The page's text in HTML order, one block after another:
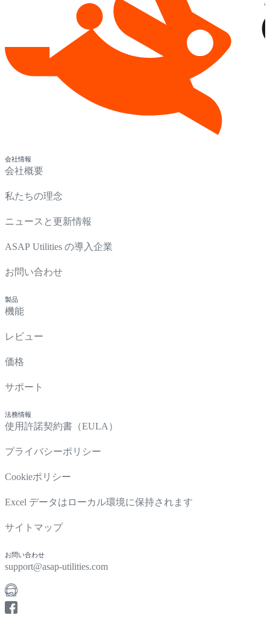
会社情報
会社概要
私たちの理念
ニュースと更新情報
ASAP Utilities の導入企業
お問い合わせ
製品
機能
レビュー
価格
サポート
法務情報
使用許諾契約書（EULA）
プライバシーポリシー
Cookieポリシー
Excel データはローカル環境に保持されます
サイトマップ
お問い合わせ
support@asap-utilities.com